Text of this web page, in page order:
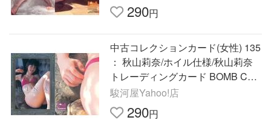
290円
中古コレクションカード(女性) 135
： 秋山莉奈/ホイル仕様/秋山莉奈
トレーディングカード BOMB CAR
D LIM
駿河屋Yahoo!店
290円